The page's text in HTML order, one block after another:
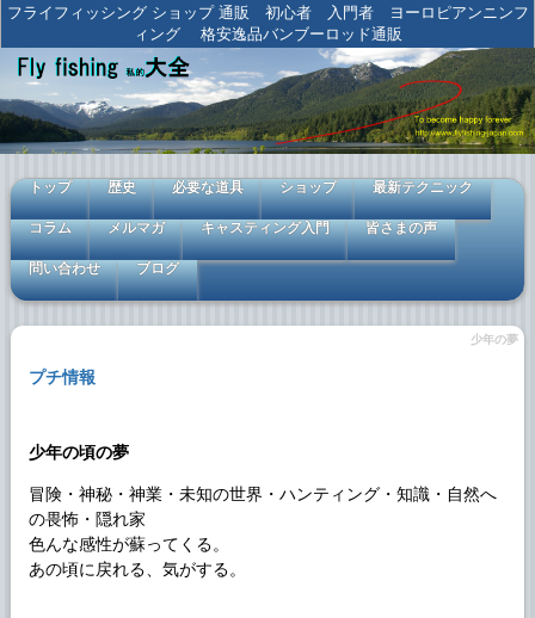
フライフィッシング ショップ 通販 初心者 入門者 ヨーロピアンニンフ
ィング 格安逸品バンブーロッド通販
トップ 歴史 必要な道具 ショップ 最新テクニック
コラム メルマガ キャスティング入門 皆さまの声
問い合わせ ブログ
少年の夢
プチ情報
少年の頃の夢
冒険・神秘・神業・未知の世界・ハンティング・知識・自然へ
の畏怖・隠れ家
色んな感性が蘇ってくる。
あの頃に戻れる、気がする。